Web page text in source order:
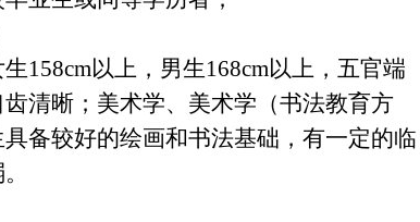
158cm以上，男生168cm以上，五官端
清晰；美术学、美术学（书法教育方
备较好的绘画和书法基础，有一定的临